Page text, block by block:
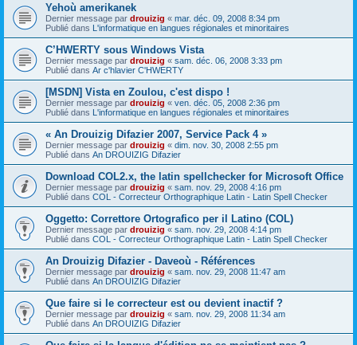
Yehoù amerikanek
Dernier message par drouizig « mar. déc. 09, 2008 8:34 pm
Publié dans L'informatique en langues régionales et minoritaires
C’HWERTY sous Windows Vista
Dernier message par drouizig « sam. déc. 06, 2008 3:33 pm
Publié dans Ar c'hlavier C'HWERTY
[MSDN] Vista en Zoulou, c'est dispo !
Dernier message par drouizig « ven. déc. 05, 2008 2:36 pm
Publié dans L'informatique en langues régionales et minoritaires
« An Drouizig Difazier 2007, Service Pack 4 »
Dernier message par drouizig « dim. nov. 30, 2008 2:55 pm
Publié dans An DROUIZIG Difazier
Download COL2.x, the latin spellchecker for Microsoft Office
Dernier message par drouizig « sam. nov. 29, 2008 4:16 pm
Publié dans COL - Correcteur Orthographique Latin - Latin Spell Checker
Oggetto: Correttore Ortografico per il Latino (COL)
Dernier message par drouizig « sam. nov. 29, 2008 4:14 pm
Publié dans COL - Correcteur Orthographique Latin - Latin Spell Checker
An Drouizig Difazier - Daveoù - Références
Dernier message par drouizig « sam. nov. 29, 2008 11:47 am
Publié dans An DROUIZIG Difazier
Que faire si le correcteur est ou devient inactif ?
Dernier message par drouizig « sam. nov. 29, 2008 11:34 am
Publié dans An DROUIZIG Difazier